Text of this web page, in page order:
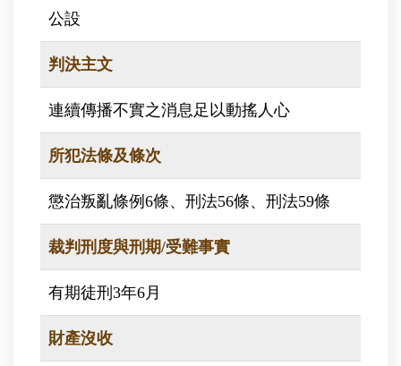
公設
判決主文
連續傳播不實之消息足以動搖人心
所犯法條及條次
懲治叛亂條例6條、刑法56條、刑法59條
裁判刑度與刑期/受難事實
有期徒刑3年6月
財產沒收